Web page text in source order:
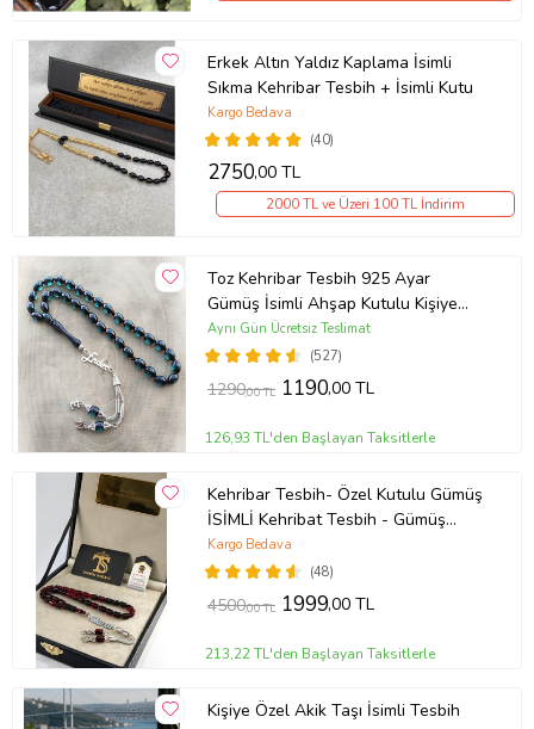
Erkek Altın Yaldız Kaplama İsimli
Sıkma Kehribar Tesbih + İsimli Kutu
(40)
Kargo Bedava
2750,00 TL
2000 TL ve Üzeri 100 TL İndirim
Toz Kehribar Tesbih 925 Ayar
Gümüş İsimli Ahşap Kutulu Kişiye
Özel İsimli Tesbih
(527)
Aynı Gün Ücretsiz Teslimat
1290,00 TL 1190,00 TL
126,93 TL'den Başlayan Taksitlerle
Kehribar Tesbih- Özel Kutulu Gümüş
İSİMLİ Kehribat Tesbih - Gümüş
İsimli TEsbih (Kırmızı) (Kırmızı-Siyah)
(48)
Kargo Bedava
4500,00 TL 1999,00 TL
213,22 TL'den Başlayan Taksitlerle
Kişiye Özel Akik Taşı İsimli Tesbih